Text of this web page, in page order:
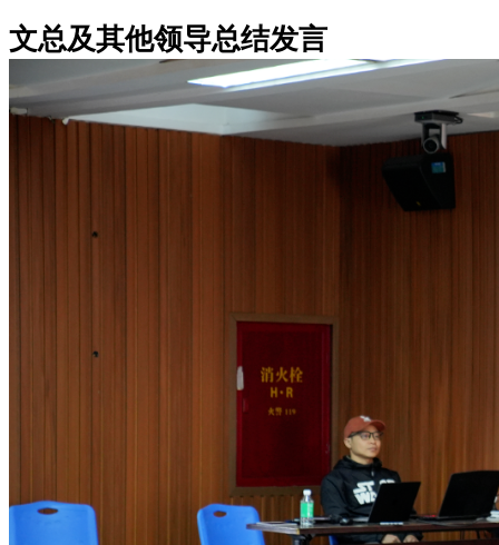
文总及其他领导总结发言